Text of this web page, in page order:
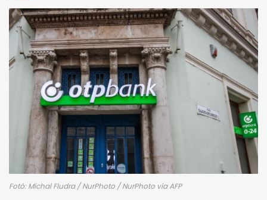
Fotó: Michal Fludra / NurPhoto / NurPhoto via AFP